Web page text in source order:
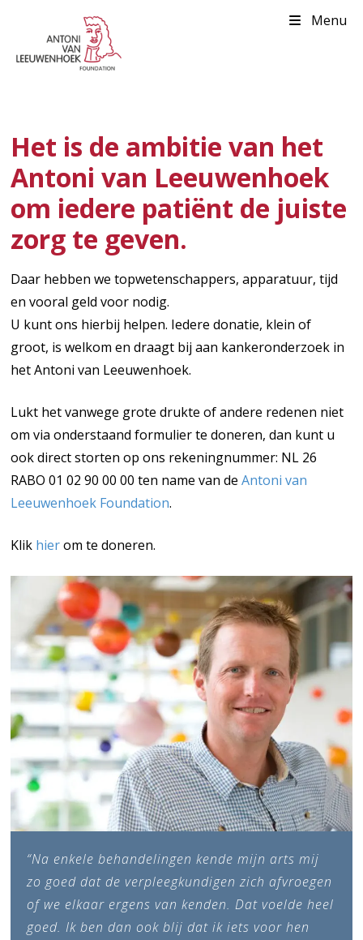
Menu
Het is de ambitie van het
Antoni van Leeuwenhoek
om iedere patiënt de juiste
zorg te geven.
Daar hebben we topwetenschappers, apparatuur, tijd
en vooral geld voor nodig.
U kunt ons hierbij helpen. Iedere donatie, klein of
groot, is welkom en draagt bij aan kankeronderzoek in
het Antoni van Leeuwenhoek.
Lukt het vanwege grote drukte of andere redenen niet
om via onderstaand formulier te doneren, dan kunt u
ook direct storten op ons rekeningnummer: NL 26
RABO 01 02 90 00 00 ten name van deAntoni van
Leeuwenhoek Foundation.
Klik hierom te doneren.
“Na enkele behandelingen kende mijn arts mij
zo goed dat de verpleegkundigen zich afvroegen
of we elkaar ergens van kenden. Dat voelde heel
goed. Ik ben dan ook blij dat ik iets voor hen